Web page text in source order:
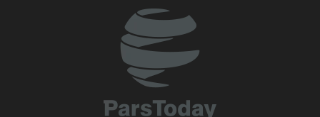
National Interest: AS Ketinggalan Zaman dalam Pertempuran
Drone—Strategi Kompensasi Ketiga Gagal di Hormuz!